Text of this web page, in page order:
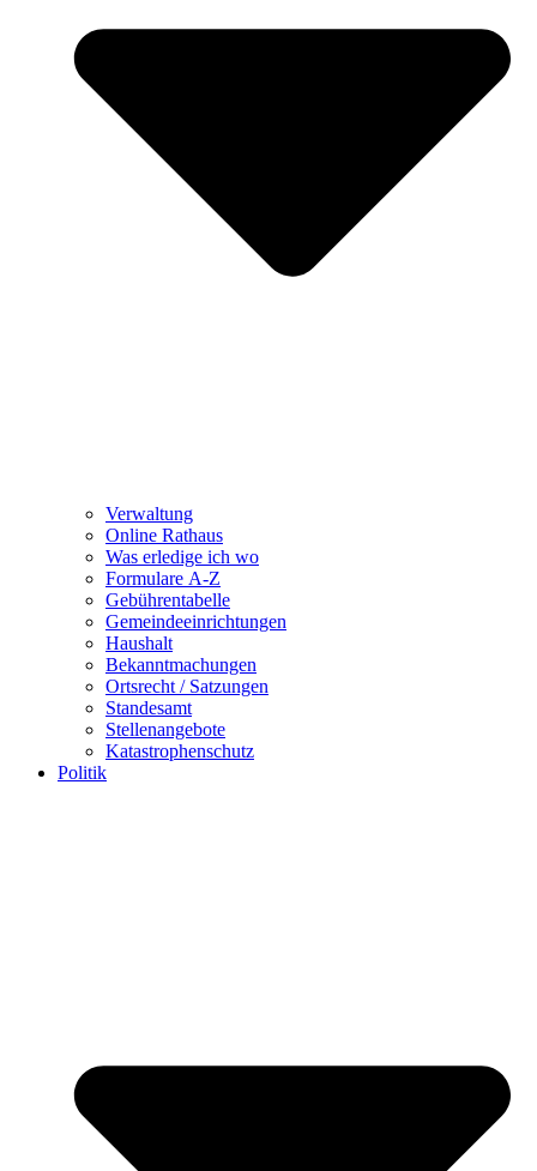
Verwaltung
Online Rathaus
Was erledige ich wo
Formulare A-Z
Gebührentabelle
Gemeindeeinrichtungen
Haushalt
Bekanntmachungen
Ortsrecht / Satzungen
Standesamt
Stellenangebote
Katastrophenschutz
Politik